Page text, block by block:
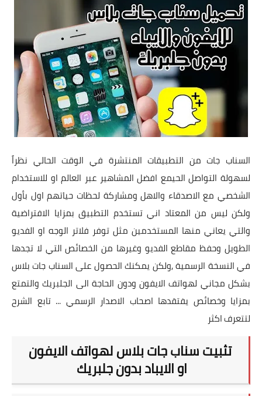
العاب
تطبيقات
العملات الرقمية
السناب جات من التطبيقات المنتشرة في الوقت الحالي نظراً
لسهولة التواصل الحيمع افضل المشاهير عبر العالم او للاستخدام
الشخصي مع الاصدقاء والاهل ومشاركة لحظات حياتهم اول بأول
ولكن ليس من المعتاد اني تستخدم التطبيق بمزايا الافتراضية
والتي يعاني منها المستخدمين مثل توفر فلاتر الوجه او الفديو
الطويل وحفظ مقاطع الفديو وغيرها من الخصائص التي لا تجدها
في النسخة الرسمية ,ولكن يمكنك الحصول على السناب جات بلاس
بشكل مجاني لهواتف الايفون ودون الحاجة الى الجلبريك والتمتع
بمزايا وخصائص يفتقدها اصحاب الاصدار الرسمي ... تابع الشرح
لتتعرف اكثر
تثبيت سناب جات بلاس لهواتف الايفون
او الايباد بدون جلبريك